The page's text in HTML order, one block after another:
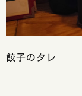
餃子のタレ